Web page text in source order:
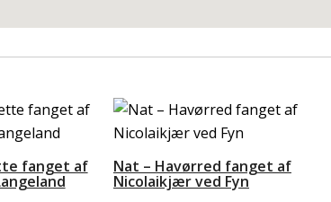
fanget af Nat – Havørred fanget af
Nicolaikjær ved Fyn